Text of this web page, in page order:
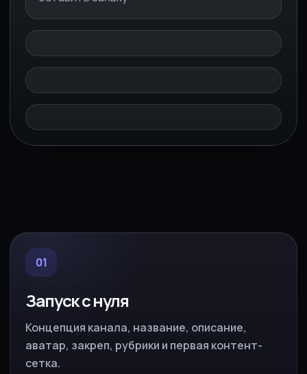
01
Запуск с нуля
Концепция канала, название, описание,
аватар, закреп, рубрики и первая контент-
сетка.